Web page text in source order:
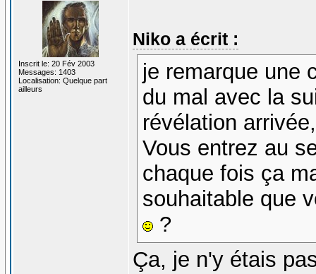
Inscrit le: 20 Fév 2003
Messages: 1403
Localisation: Quelque part
ailleurs
Niko a écrit :
je remarque une
du mal avec la
révélation
Vous entrez au
chaque fois ça
souhaitable que
?
Ça, je n'y étais